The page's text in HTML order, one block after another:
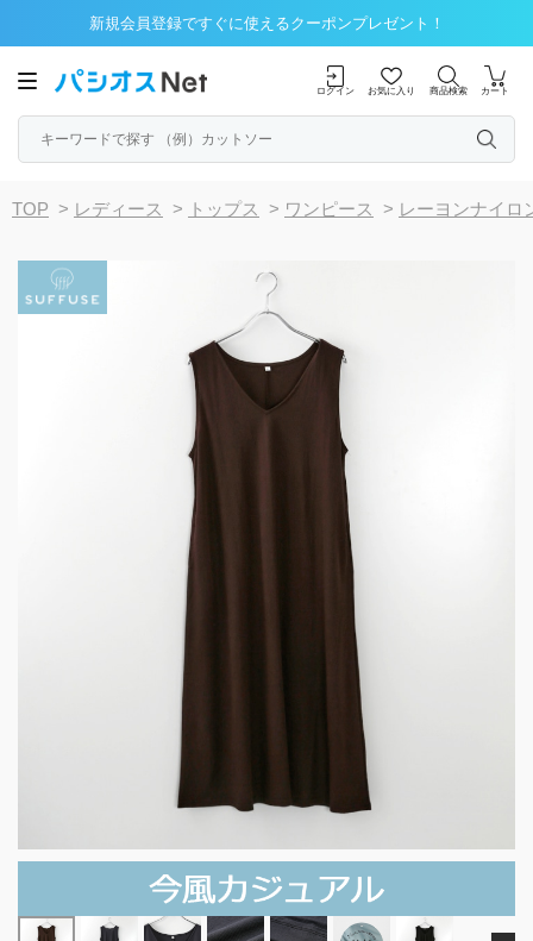
新規会員登録ですぐに使えるクーポンプレゼント！
ログイン お気に入り 商品検索 カート
TOP > レディース > トップス > ワンピース > レーヨンナイロ